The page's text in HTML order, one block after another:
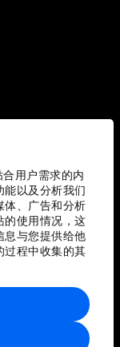
用户需求的内
能以及分析我们
体、广告和分析
的使用情况，这
息与您提供给他
过程中收集的其